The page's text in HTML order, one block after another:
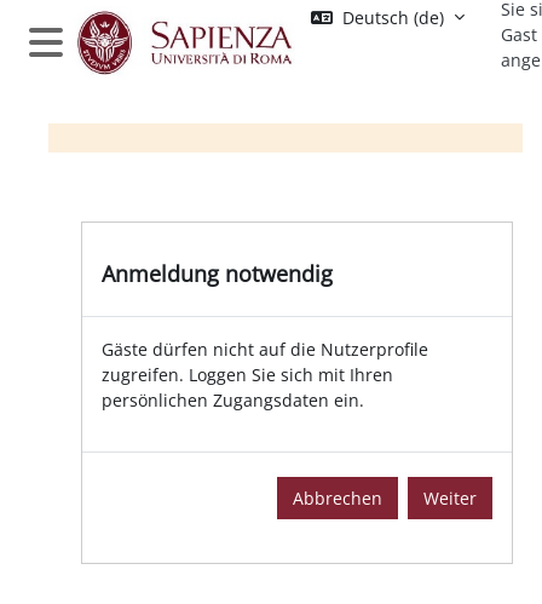
Zum Hauptinhalt
Website-Übersicht
Deutsch ‎(de)‎
Sie
Gast
Anmeldung notwendig
Gäste dürfen nicht auf die Nutzerprofile
zugreifen. Loggen Sie sich mit Ihren
persönlichen Zugangsdaten ein.
Abbrechen Weiter